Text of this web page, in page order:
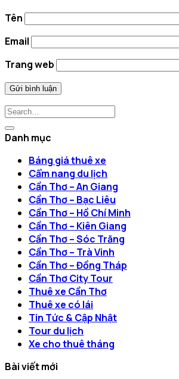
Tên
Email
Trang web
Danh mục
Báng giá thuê xe
Cẩm nang du lịch
Cần Thơ – An Giang
Cần Thơ – Bạc Liêu
Cần Thơ – Hồ Chí Minh
Cần Thơ – Kiên Giang
Cần Thơ – Sóc Trăng
Cần Thơ – Trà Vinh
Cần Thơ – Đồng Tháp
Cần Thơ City Tour
Thuê xe Cần Thơ
Thuê xe có lái
Tin Tức & Cập Nhật
Tour du lịch
Xe cho thuê tháng
Bài viết mới